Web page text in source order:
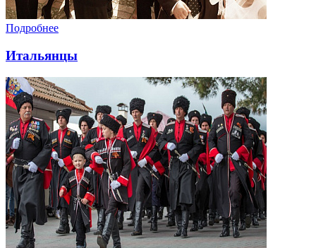
Подробнее
Итальянцы